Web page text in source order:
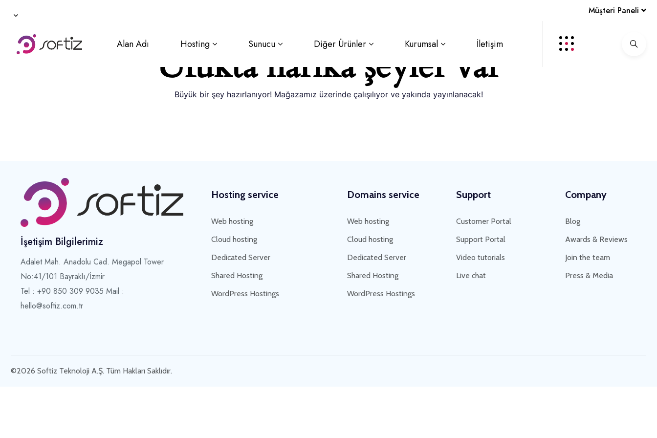
Müşteri Paneli
Alan Adı Hosting Sunucu Diğer Ürünler Kurumsal İletişim
Ufukta harika şeyler var
Büyük bir şey hazırlanıyor! Mağazamız üzerinde çalışılıyor ve yakında yayınlanacak!
İşetişim Bilgilerimiz
Adalet Mah. Anadolu Cad. Megapol Tower
No:41/101 Bayraklı/İzmir
Tel : +90 850 309 9035 Mail :
hello@softiz.com.tr
Hosting service
Web hosting
Cloud hosting
Dedicated Server
Shared Hosting
WordPress Hostings
Domains service
Web hosting
Cloud hosting
Dedicated Server
Shared Hosting
WordPress Hostings
Support
Customer Portal
Support Portal
Video tutorials
Live chat
Company
Blog
Awards & Reviews
Join the team
Press & Media
©2026 Softiz Teknoloji A.Ş. Tüm Hakları Saklıdır.